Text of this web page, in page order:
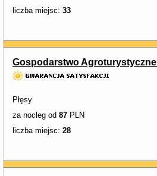
liczba miejsc: 33
Gospodarstwo Agroturystyczne
Płęsy
za nocleg od 87 PLN
liczba miejsc: 28